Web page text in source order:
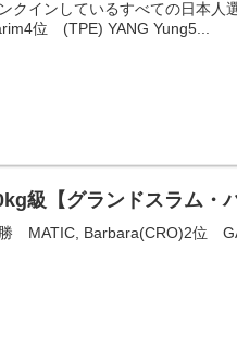
クインしているすべての日本
位 (TPE) YANG Yung5...
級【グランドスラム・
MATIC, Barbara(CRO)2位